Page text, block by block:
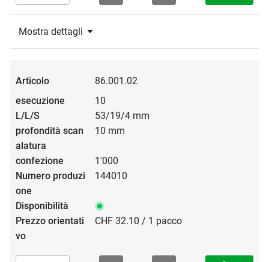
Mostra dettagli
86.001.02
10
53/19/4 mm
10 mm
1'000
144010
CHF 32.10 / 1 pacco